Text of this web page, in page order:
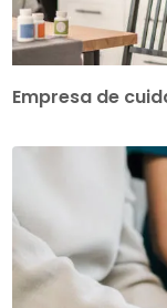
Empresa de